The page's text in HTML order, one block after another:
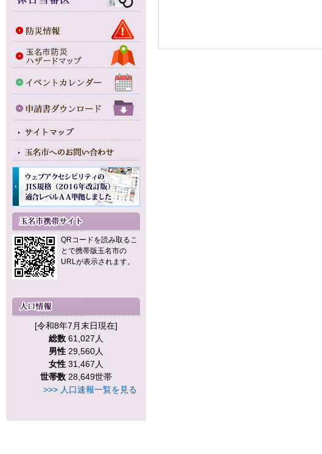
QRコードを読み取るこ
とで携帯版玉名市の
URLが表示されます。
[令和8年7月末日現在]
総数 61,027人
男性 29,560人
女性 31,467人
世帯数 28,649世帯
>>> 人口速報一覧を見る